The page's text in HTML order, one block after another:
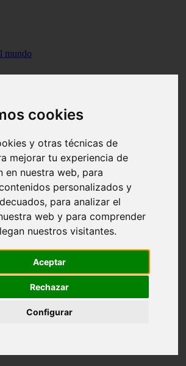
cookies
y otras técnicas de
mejorar tu experiencia de
en nuestra web, para
personalizados y
para analizar el
web y para comprender
nuestros visitantes.
Aceptar
Rechazar
Configurar
mundo